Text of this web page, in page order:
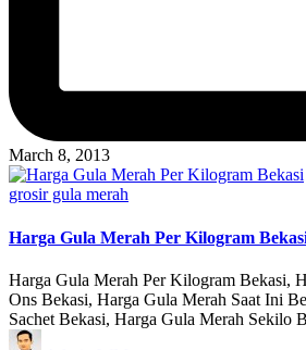
March 8, 2013
Posted
grosir gula merah
Harga Gula Merah Per Kilogram
Harga Gula Merah Per Kilogram Bekasi,
Ons Bekasi, Harga Gula Merah Saat Ini
Sachet Bekasi, Harga Gula Merah Sekilo
Posted